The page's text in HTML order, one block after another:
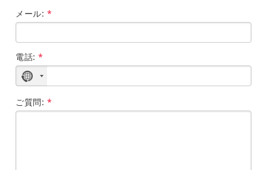
メール: *
電話: *
国
が
選
択
ご質問: *